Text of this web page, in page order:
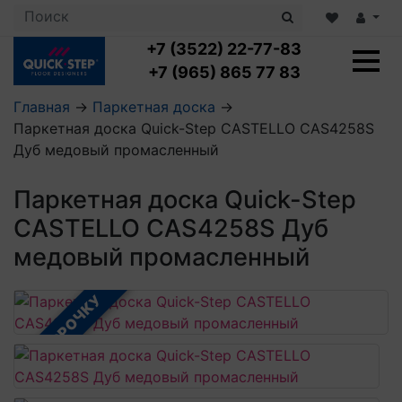
+7 (3522) 22-77-83
+7 (965) 865 77 83
Ламинат с укладкой
Влагостойкий ламинат
Посмотреть все категории
LOC FLOOR FANCY
LOC FLOOR ARCTIC
Посмотреть все категории
Кварцвиниловая плитка с укладкой
Клеевая кварцвиниловая плитка
Виниловый ламинат
Кварцвинил SPC OASIS
Посмотреть все категории
Профили для ступеней
Подложка
Пороги
Аксессуары для напольных покрытий
Посмотреть все категории
Посмотреть все категории
Главная → Паркетная доска →
Паркетная доска Quick-Step CASTELLO CAS4258S
Дуб медовый промасленный
Паркетная доска Quick-Step
CASTELLO CAS4258S Дуб
медовый промасленный
В РАССРОЧКУ